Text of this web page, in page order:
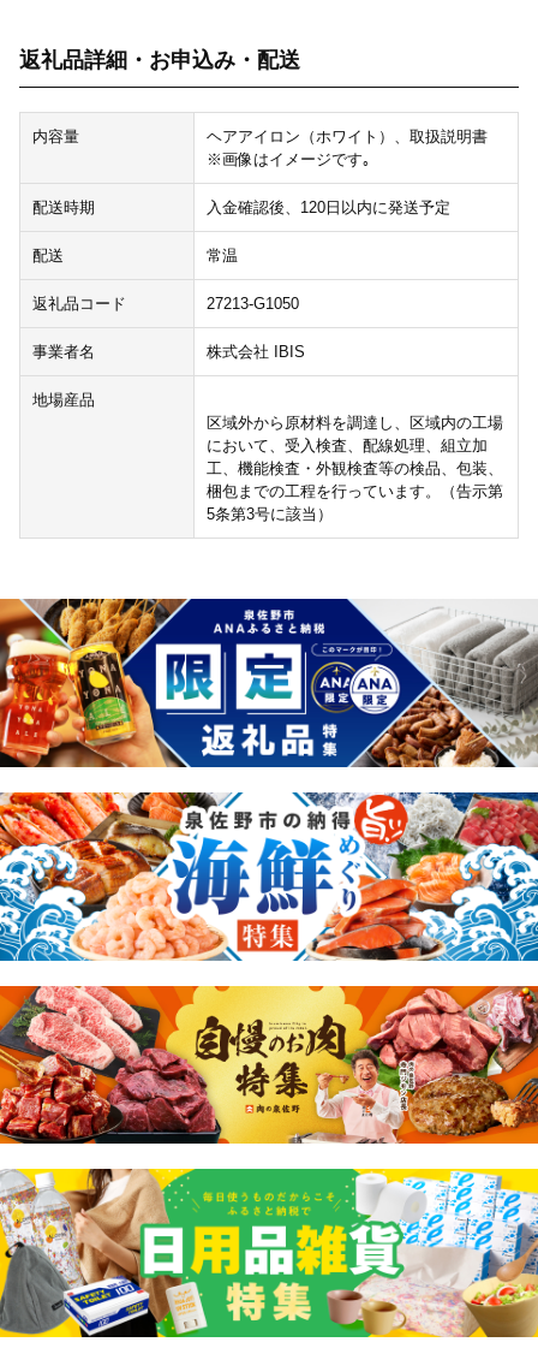
返礼品詳細・お申込み・配送
内容量
ヘアアイロン（ホワイト）、取扱説明書
※画像はイメージです｡
配送時期 入金確認後、120日以内に発送予定
配送 常温
返礼品コード 27213-G1050
事業者名 株式会社 IBIS
地場産品
区域外から原材料を調達し、区域内の工場
において、受入検査、配線処理、組立加
工、機能検査・外観検査等の検品、包装、
梱包までの工程を行っています。（告示第
5条第3号に該当）